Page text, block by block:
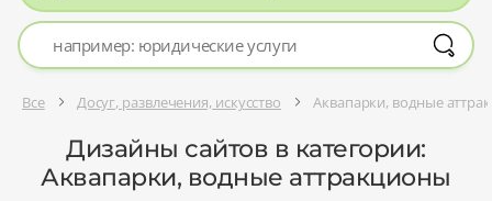
Все Досуг, развлечения, искусство Аквапарки, водные
Дизайны сайтов в категории:
Аквапарки, водные аттракционы